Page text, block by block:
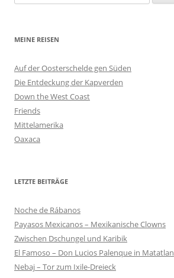
nach:
MEINE REISEN
Auf der Oosterschelde gen Süden
Die Entdeckung der Kapverden
Down the West Coast
Friends
Mittelamerika
Oaxaca
LETZTE BEITRÄGE
Noche de Rábanos
Payasos Mexicanos – Mexikanische Clowns
Zwischen Dschungel und Karibik
El Famoso – Don Lucios Palenque in Matatlan
Nebaj – Tor zum Ixile-Dreieck